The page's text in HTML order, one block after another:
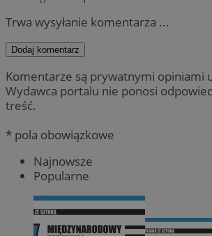
Trwa wysyłanie komentarza ...
Dodaj komentarz
Komentarze są prywatnymi opiniami
Wydawca portalu nie ponosi
treść.
* pola obowiązkowe
Najnowsze
Popularne